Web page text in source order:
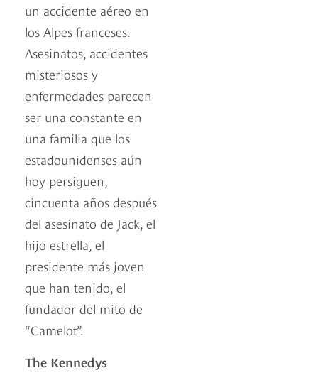
un accidente aéreo en
los Alpes franceses.
Asesinatos, accidentes
misteriosos y
enfermedades parecen
ser una constante en
una familia que los
estadounidenses aún
hoy persiguen,
cincuenta años después
del asesinato de Jack, el
hijo estrella, el
presidente más joven
que han tenido, el
fundador del mito de
“Camelot”.
The Kennedys